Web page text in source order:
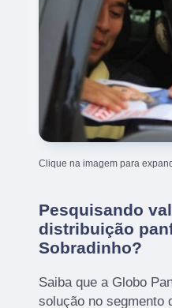
Clique na imagem para
Pesquisando
distribuição
Sobradinho?
Saiba que a Globo
solução no segmento